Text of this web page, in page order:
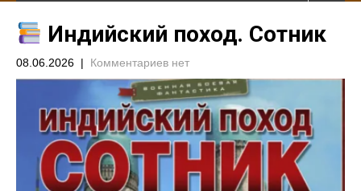
Индийский поход. Сотник
08.06.2026 | Комментариев нет